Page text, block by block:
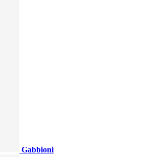
Gabbioni